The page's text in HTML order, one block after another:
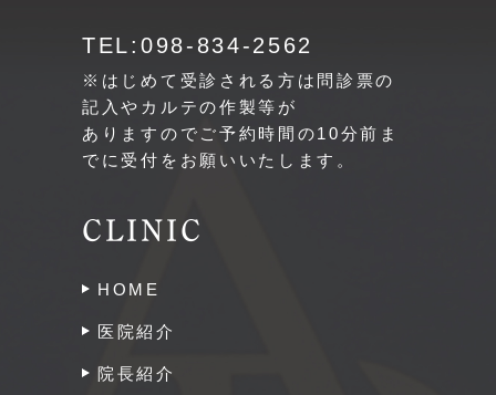
TEL:098-834-2562
※はじめて受診される方は問診票の
記入やカルテの作製等が
ありますのでご予約時間の10分前ま
でに受付をお願いいたします。
CLINIC
HOME
医院紹介
院長紹介